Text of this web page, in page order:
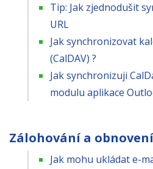
Tip: Jak zjednodušit
URL
Jak synchronizovat
(CalDAV) ?
Jak synchronizuji
modulu aplikace
Zálohování a
Jak mohu ukládat e-